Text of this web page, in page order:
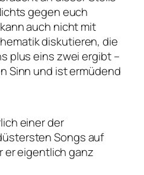
gegen euch
auch nicht mit
diskutieren, die
plus eins zwei ergibt –
Sinn und ist ermüdend
einer der
Songs auf
er eigentlich ganz